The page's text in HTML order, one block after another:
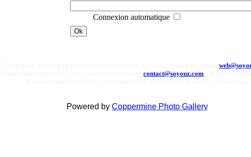
Connexion automatique
Ok
contact@soyouz.com
Powered by Coppermine Photo Gallery